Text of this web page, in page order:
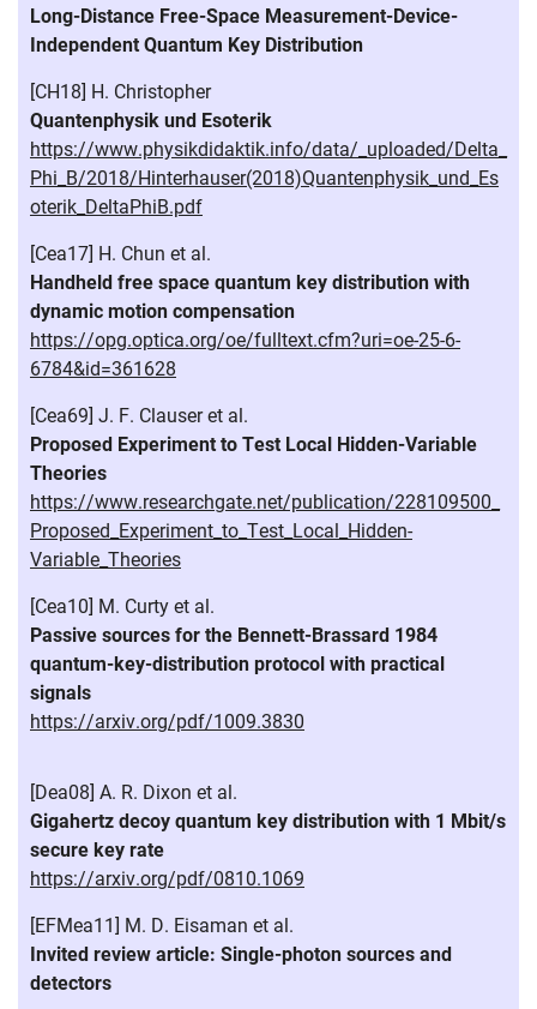
Long-Distance Free-Space Measurement-Device-
Independent Quantum Key Distribution
[CH18] H. Christopher
Quantenphysik und Esoterik
https://www.physikdidaktik.info/data/_uploaded/Delta_
Phi_B/2018/Hinterhauser(2018)Quantenphysik_und_Es
oterik_DeltaPhiB.pdf
[Cea17] H. Chun et al.
Handheld free space quantum key distribution with
dynamic motion compensation
https://opg.optica.org/oe/fulltext.cfm?uri=oe-25-6-
6784&id=361628
[Cea69] J. F. Clauser et al.
Proposed Experiment to Test Local Hidden-Variable
Theories
https://www.researchgate.net/publication/228109500_
Proposed_Experiment_to_Test_Local_Hidden-
Variable_Theories
[Cea10] M. Curty et al.
Passive sources for the Bennett-Brassard 1984
quantum-key-distribution protocol with practical
signals
https://arxiv.org/pdf/1009.3830
[Dea08] A. R. Dixon et al.
Gigahertz decoy quantum key distribution with 1 Mbit/s
secure key rate
https://arxiv.org/pdf/0810.1069
[EFMea11] M. D. Eisaman et al.
Invited review article: Single-photon sources and
detectors